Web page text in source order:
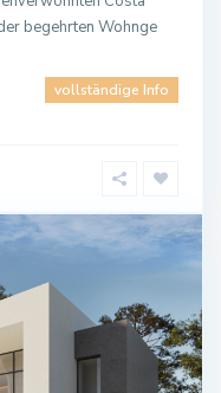
begehrten Wohnge
vollständige Info